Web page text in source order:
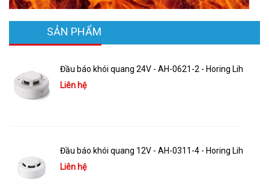
SẢN PHẨM
Đầu báo khói quang 24V - AH-0621-2 - Horing Lih
Liên hệ
Đầu báo khói quang 12V - AH-0311-4 - Horing Lih
Liên hệ